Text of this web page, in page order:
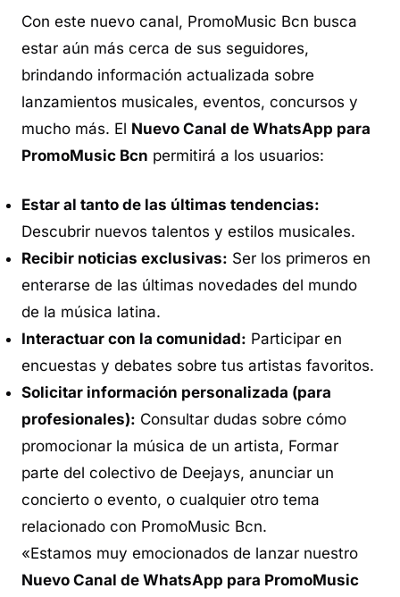
Con este nuevo canal, PromoMusic Bcn busca
estar aún más cerca de sus seguidores,
brindando información actualizada sobre
lanzamientos musicales, eventos, concursos y
mucho más. El Nuevo Canal de WhatsApp para
PromoMusic Bcn permitirá a los usuarios:
Estar al tanto de las últimas tendencias:
Descubrir nuevos talentos y estilos musicales.
Recibir noticias exclusivas: Ser los primeros en
enterarse de las últimas novedades del mundo
de la música latina.
Interactuar con la comunidad: Participar en
encuestas y debates sobre tus artistas favoritos.
Solicitar información personalizada (para
profesionales): Consultar dudas sobre cómo
promocionar la música de un artista, Formar
parte del colectivo de Deejays, anunciar un
concierto o evento, o cualquier otro tema
relacionado con PromoMusic Bcn.
«Estamos muy emocionados de lanzar nuestro
Nuevo Canal de WhatsApp para PromoMusic